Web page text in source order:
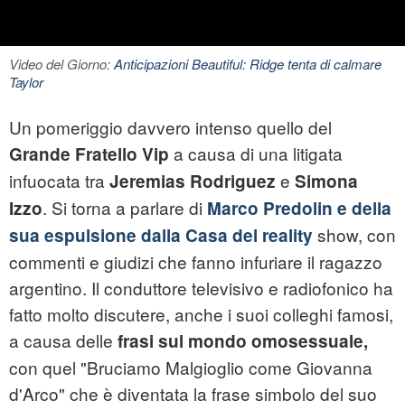
Video del Giorno:Anticipazioni Beautiful: Ridge tenta di calmare
Taylor
Un pomeriggio davvero intenso quello del
Grande Fratello Vip a causa di una litigata
infuocata tra Jeremias Rodriguez e Simona
Izzo. Si torna a parlare di Marco Predolin e della
sua espulsione dalla Casa del reality show, con
commenti e giudizi che fanno infuriare il ragazzo
argentino. Il conduttore televisivo e radiofonico ha
fatto molto discutere, anche i suoi colleghi famosi,
a causa delle frasi sul mondo omosessuale,
con quel "Bruciamo Malgioglio come Giovanna
d'Arco" che è diventata la frase simbolo del suo